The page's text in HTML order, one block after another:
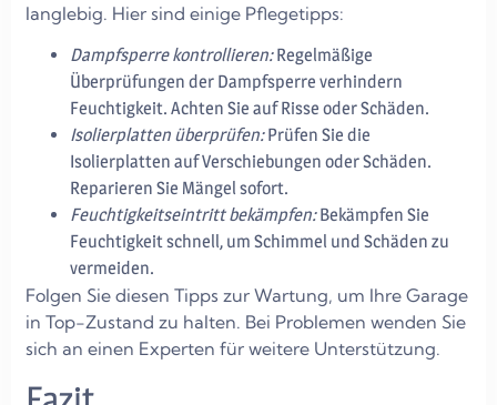
langlebig. Hier sind einige Pflegetipps:
Dampfsperre kontrollieren:Regelmäßige
Überprüfungen der Dampfsperre verhindern
Feuchtigkeit. Achten Sie auf Risse oder Schäden.
Isolierplatten überprüfen:Prüfen Sie die
Isolierplatten auf Verschiebungen oder Schäden.
Reparieren Sie Mängel sofort.
Feuchtigkeitseintritt bekämpfen:Bekämpfen Sie
Feuchtigkeit schnell, um Schimmel und Schäden zu
vermeiden.
Folgen Sie diesen Tipps zur Wartung, um Ihre Garage
in Top-Zustand zu halten. Bei Problemen wenden Sie
sich an einen Experten für weitere Unterstützung.